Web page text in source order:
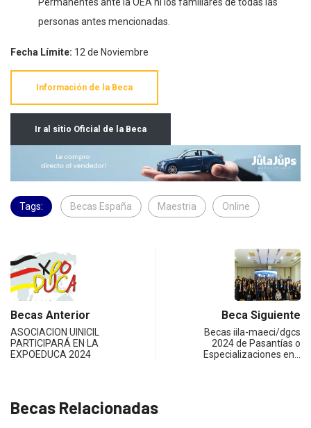
Permanentes ante la OEA ni los familiares de todas las
personas antes mencionadas.
Fecha Límite: 12 de Noviembre
Información de la Beca
Ir al sitio Oficial de la Beca
Tags: Becas España Maestria Online
Becas Anterior
ASOCIACION UINICIL
PARTICIPARÁ EN LA
EXPOEDUCA 2024
Beca Siguiente
Becas iila-maeci/dgcs
2024 de Pasantías o
Especializaciones en…
Becas Relacionadas